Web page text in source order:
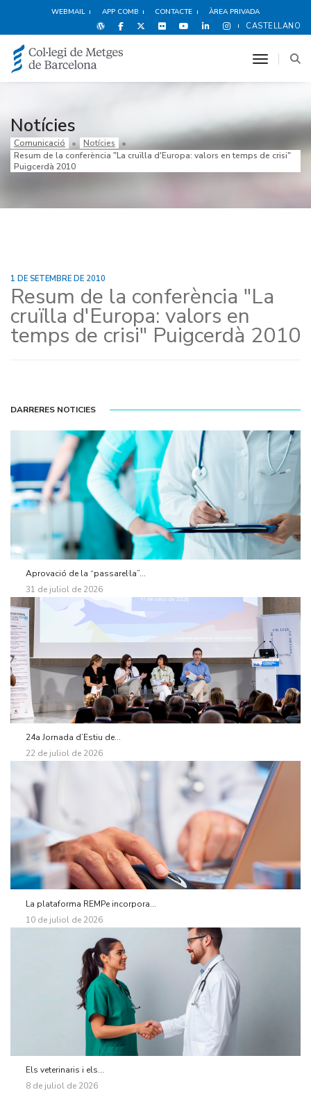
WEBMAIL APP COMB CONTACTE ÀREA PRIVADA
CASTELLANO
toggle
Notícies
Comunicació
Notícies
Resum de la conferència "La cruïlla d'Europa: valors en temps de crisi"
Puigcerdà 2010
1 DE SETEMBRE DE 2010
Resum de la conferència "La
cruïlla d'Europa: valors en
temps de crisi" Puigcerdà 2010
DARRERES NOTICIES
Aprovació de la “passarel·la”...
31 de juliol de 2026
24a Jornada d’Estiu de...
22 de juliol de 2026
La plataforma REMPe incorpora...
10 de juliol de 2026
Els veterinaris i els...
8 de juliol de 2026